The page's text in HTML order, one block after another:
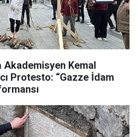
Akademisyen Kemal
Protesto: “Gazze İdam